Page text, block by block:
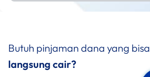
Butuh pinjaman dana yang bisa
langsung cair?